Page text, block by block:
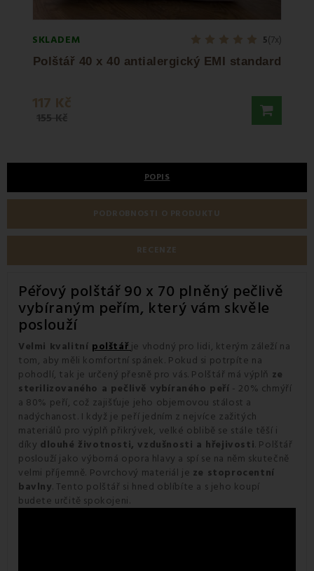
SKLADEM 5(7x)
Polštář 40 x 40 antialergický EMI standard
117 Kč
155 Kč
POPIS
PODROBNOSTI O PRODUKTU
RECENZE
Péřový polštář 90 x 70 plněný pečlivě
vybíraným peřím, který vám skvěle
poslouží
Velmi kvalitní polštář je vhodný pro lidi, kterým záleží na
tom, aby měli komfortní spánek. Pokud si potrpíte na
pohodlí, tak je určený přesně pro vás. Polštář má výplň ze
sterilizovaného a pečlivě vybíraného peří - 20% chmýří
a 80% peří, což zajišťuje jeho objemovou stálost a
nadýchanost. I když je peří jedním z nejvíce zažitých
materiálů pro výplň přikrývek, velké oblibě se stále těší i
díky dlouhé životnosti, vzdušnosti a hřejivosti. Polštář
poslouží jako výborná opora hlavy a spí se na něm skutečně
velmi příjemně. Povrchový materiál je ze stoprocentní
bavlny. Tento polštář si hned oblíbíte a s jeho koupí
budete určitě spokojeni.